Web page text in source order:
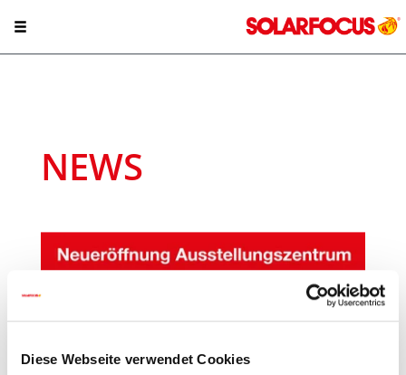
Diese Webseite verwendet Cookies
NEWS